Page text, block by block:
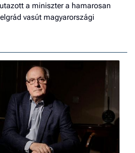
a miniszter a hamarosan
vasút magyarországi